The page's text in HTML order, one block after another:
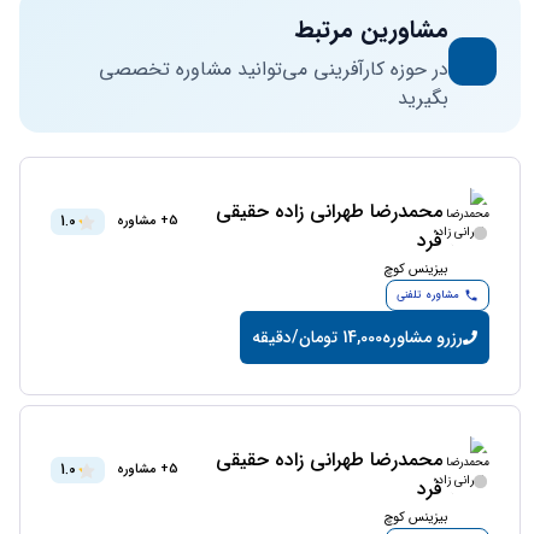
مشاورین مرتبط
در حوزه کارآفرینی می‌توانید مشاوره تخصصی
بگیرید
محمدرضا طهرانى زاده حقيقى
فرد
بیزینس کوچ
5+ مشاوره 1.0
مشاوره تلفنی
رزرو مشاوره14,000 تومان/دقیقه
محمدرضا طهرانى زاده حقيقى
فرد
بیزینس کوچ
5+ مشاوره 1.0